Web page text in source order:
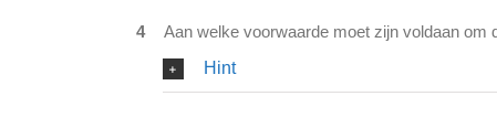
4
Aan welke voorwaarde moet zijn voldaan om
Hint